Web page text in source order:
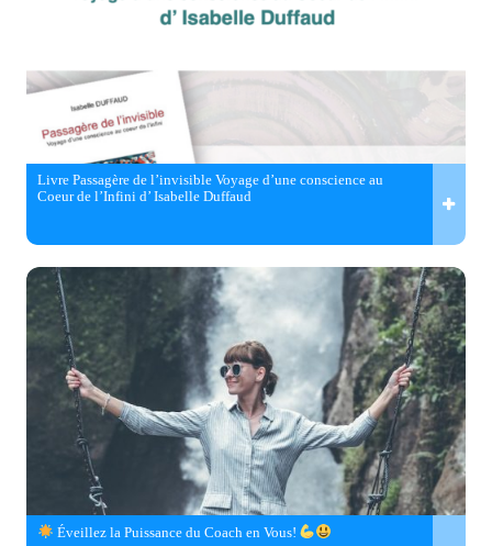
Livre Passagère de l’invisible Voyage d’une conscience au
Coeur de l’Infini d’ Isabelle Duffaud
Éveillez la Puissance du Coach en Vous!